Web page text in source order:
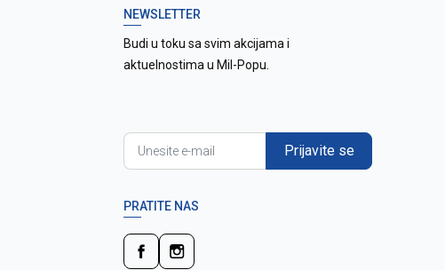
NEWSLETTER
Budi u toku sa svim akcijama i
aktuelnostima u Mil-Popu.
Prijavite se
PRATITE NAS